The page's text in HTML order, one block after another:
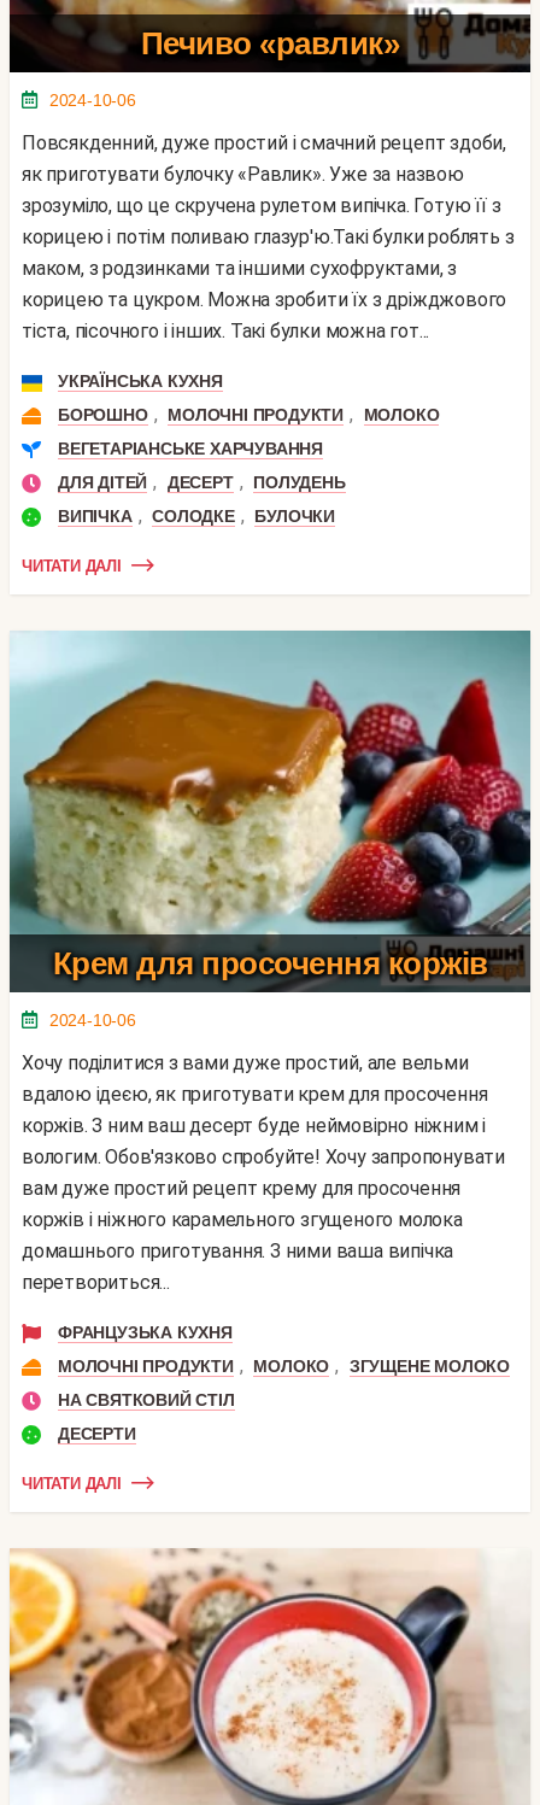
Печиво «равлик»
2024-10-06
Повсякденний, дуже простий і смачний рецепт здоби,
як приготувати булочку «Равлик». Уже за назвою
зрозуміло, що це скручена рулетом випічка. Готую її з
корицею і потім поливаю глазур'ю.Такі булки роблять з
маком, з родзинками та іншими сухофруктами, з
корицею та цукром. Можна зробити їх з дріжджового
тіста, пісочного і інших. Такі булки можна гот...
УКРАЇНСЬКА КУХНЯ
БОРОШНО , МОЛОЧНІ ПРОДУКТИ ,
МОЛОКО
ВЕГЕТАРІАНСЬКЕ ХАРЧУВАННЯ
ДЛЯ ДІТЕЙ , ДЕСЕРТ ,
ПОЛУДЕНЬ
ВИПІЧКА , СОЛОДКЕ , БУЛОЧКИ
ЧИТАТИ ДАЛІ
Крем для просочення коржів
2024-10-06
Хочу поділитися з вами дуже простий, але вельми
вдалою ідеєю, як приготувати крем для просочення
коржів. З ним ваш десерт буде неймовірно ніжним і
вологим. Обов'язково спробуйте! Хочу запропонувати
вам дуже простий рецепт крему для просочення
коржів і ніжного карамельного згущеного молока
домашнього приготування. З ними ваша випічка
перетвориться...
ФРАНЦУЗЬКА КУХНЯ
МОЛОЧНІ ПРОДУКТИ , МОЛОКО ,
ЗГУЩЕНЕ МОЛОКО
НА СВЯТКОВИЙ СТІЛ
ДЕСЕРТИ
ЧИТАТИ ДАЛІ